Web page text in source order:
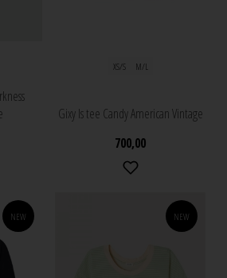
XS/S M/L
Gixy ls tee Candy American Vintage
700,00
NEW NEW